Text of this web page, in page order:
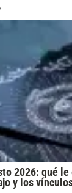
2026: qué le
y los